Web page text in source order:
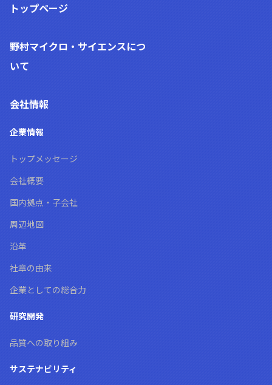
トップページ
野村マイクロ・サイエンスにつ
いて
会社情報
企業情報
トップメッセージ
会社概要
国内拠点・子会社
周辺地図
沿革
社章の由来
企業としての総合力
研究開発
品質への取り組み
サステナビリティ